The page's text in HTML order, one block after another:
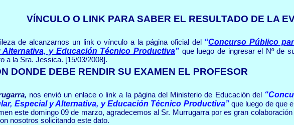
VÍNCULO O LINK PARA SABER EL RESULTADO DE LA
de alcanzarnos un link o vínculo a la página oficial del “Concurso Público
y Educación Técnico Productiva”que luego de ingresar el Nº de
a la Sra. Jessica. [15/03/2008].
DONDE DEBE RENDIR SU EXAMEN EL PROFESOR
nos envió un enlace o link a la página del Ministerio de Educación del
Especial y Alternativa, y Educación Técnico Productiva”que luego de que
este domingo 09 de marzo, agradecemos al Sr. Murrugarra por es gran
nosotros solicitando este dato.